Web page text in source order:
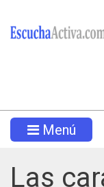
Menú
Las